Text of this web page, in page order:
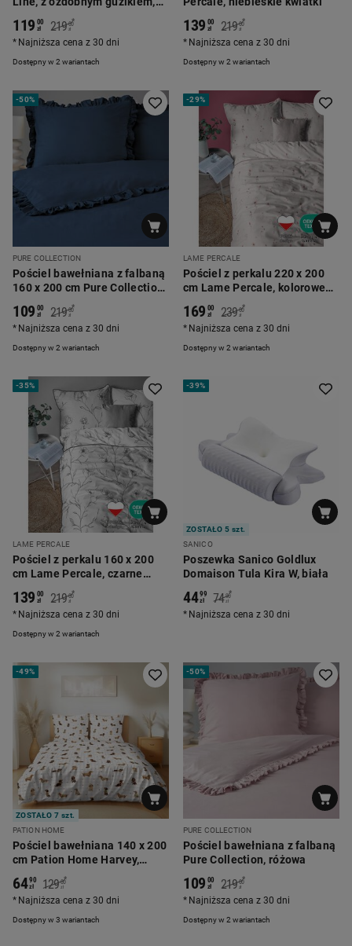
Dostępny w 2 wariantach
119 00
zł 219 00
zł
*
Najniższa cena z 30 dni
Dostępny w 2 wariantach
139 00
zł 219 00
zł
*
Najniższa cena z 30 dni
-50%
PURE COLLECTION
Pościel bawełniana z falbaną
160 x 200 cm Pure Collection,
Dostępny w 2 wariantach
109 00
zł 219 00
zł
*
Najniższa cena z 30 dni
-29%
LAME PERCALE
Pościel z perkalu 220 x 200
cm Lame Percale, kolorowe
kwiatki, różowa
Dostępny w 2 wariantach
169 00
zł 239 00
zł
*
Najniższa cena z 30 dni
-35%
LAME PERCALE
Pościel z perkalu 160 x 200
cm Lame Percale, czarne
kwiaty, biała
Dostępny w 2 wariantach
139 00
zł 219 00
zł
*
Najniższa cena z 30 dni
-39%
ZOSTAŁO 5 szt.
SANICO
Poszewka Sanico Goldlux
Domaison Tula Kira W, biała
4499
zł 74 90
zł
*
Najniższa cena z 30 dni
-49%
ZOSTAŁO 7 szt.
PATION HOME
Pościel bawełniana 140 x 200
cm Pation Home Harvey,
Dostępny w 3 wariantach
6490
zł 129 00
zł
*
Najniższa cena z 30 dni
-50%
PURE COLLECTION
Pościel bawełniana z falbaną
Pure Collection, różowa
Dostępny w 2 wariantach
109 00
zł 219 00
zł
*
Najniższa cena z 30 dni